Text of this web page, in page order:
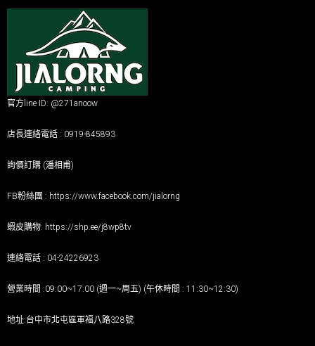
官方line ID: @271anoow
店長連絡電話 : 0919-845893
詢價訂購 (潘相甫)
FB粉絲團 : https://www.facebook.com/jialorng
蝦皮購物: https://shp.ee/j8wp8tv
連絡電話 : 04-24226923
營業時間 :09:00~17:00 (週一~周五) (午休時間 : 11:30~12:30)
地址:台中市北屯區軍福八路328號